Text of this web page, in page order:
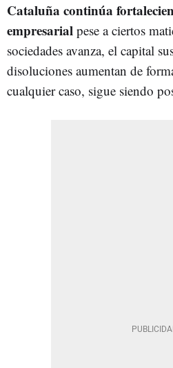
Cataluña continúa
empresarial pese a ciertos
sociedades avanza, el capital
disoluciones aumentan de
cualquier caso, sigue siendo